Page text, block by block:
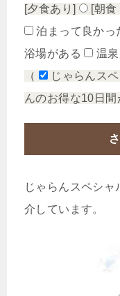
[夕食あり]
[朝食
泊まって良かっ
浴場がある
温
（
じゃらんスペ
んのお得な10日間
じゃらんスペシ
介しています。